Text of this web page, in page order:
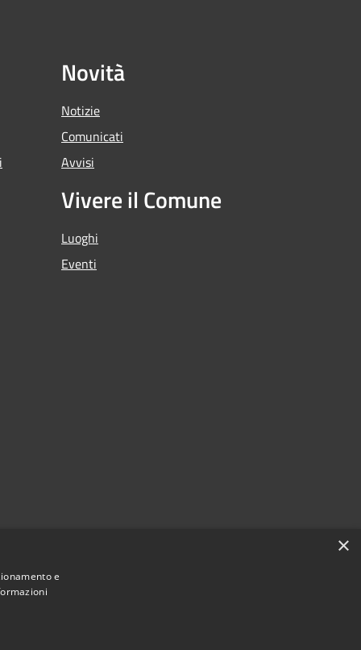
Novità
Notizie
Comunicati
Avvisi
Vivere il Comune
Luoghi
Eventi
×
e